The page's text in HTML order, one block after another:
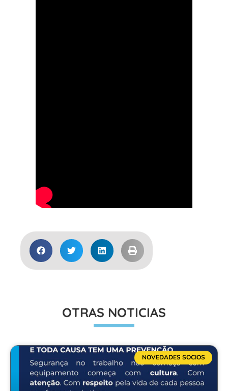
OTRAS NOTICIAS
NOVEDADES SOCIOS